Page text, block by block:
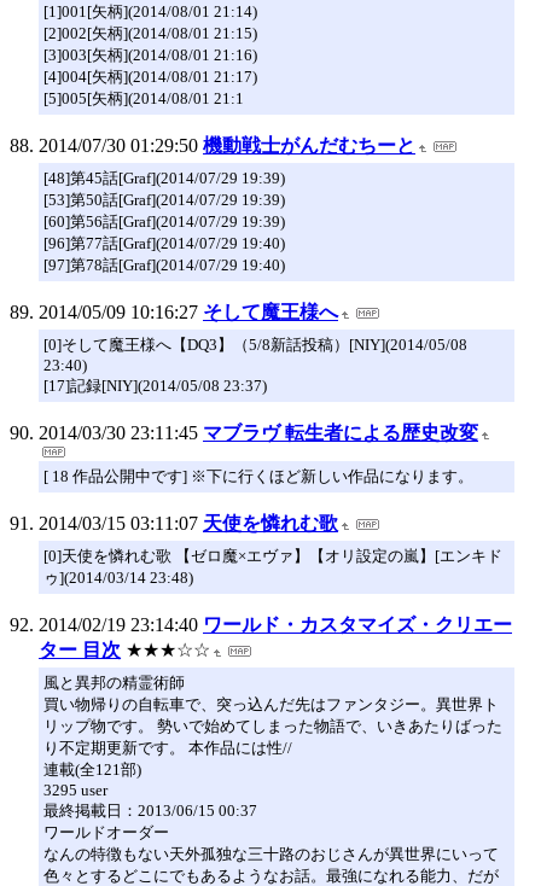
[1]001[矢柄](2014/08/01 21:14)
[2]002[矢柄](2014/08/01 21:15)
[3]003[矢柄](2014/08/01 21:16)
[4]004[矢柄](2014/08/01 21:17)
[5]005[矢柄](2014/08/01 21:1
2014/07/30 01:29:50 機動戦士がんだむちーと
[48]第45話[Graf](2014/07/29 19:39)
[53]第50話[Graf](2014/07/29 19:39)
[60]第56話[Graf](2014/07/29 19:39)
[96]第77話[Graf](2014/07/29 19:40)
[97]第78話[Graf](2014/07/29 19:40)
2014/05/09 10:16:27 そして魔王様へ
[0]そして魔王様へ【DQ3】（5/8新話投稿）[NIY](2014/05/08
23:40)
[17]記録[NIY](2014/05/08 23:37)
2014/03/30 23:11:45 マブラヴ 転生者による歴史改変
[ 18 作品公開中です] ※下に行くほど新しい作品になります。
2014/03/15 03:11:07 天使を憐れむ歌
[0]天使を憐れむ歌 【ゼロ魔×エヴァ】【オリ設定の嵐】[エンキド
ゥ](2014/03/14 23:48)
2014/02/19 23:14:40 ワールド・カスタマイズ・クリエー
ター 目次 ★★★☆☆
風と異邦の精霊術師
買い物帰りの自転車で、突っ込んだ先はファンタジー。異世界ト
リップ物です。 勢いで始めてしまった物語で、いきあたりばった
り不定期更新です。 本作品には性//
連載(全121部)
3295 user
最終掲載日：2013/06/15 00:37
ワールドオーダー
なんの特徴もない天外孤独な三十路のおじさんが異世界にいって
色々とするどこにでもあるようなお話。最強になれる能力、だが